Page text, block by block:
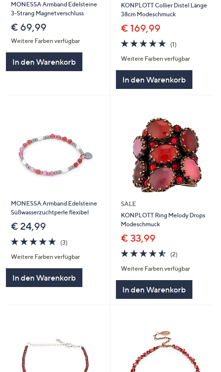
MONESSA Armband Edelsteine
3-Strang Magnetverschluss
€ 69,99
Weitere Farben verfügbar
In den Warenkorb
KONPLOTT Collier Distel Länge
38cm Modeschmuck
€ 169,99
5.0
von
5
(1)1
Weitere Farben verfügbar
In den Warenkorb
MONESSA Armband Edelsteine
Süßwasserzuchtperle flexibel
€ 24,99
4.7
von
5
(3)3
Weitere Farben verfügbar
In den Warenkorb
SALE
KONPLOTT Ring Melody Drops
Modeschmuck
€ 33,99
4.5
von
5
(2)2
Weitere Farben verfügbar
In den Warenkorb